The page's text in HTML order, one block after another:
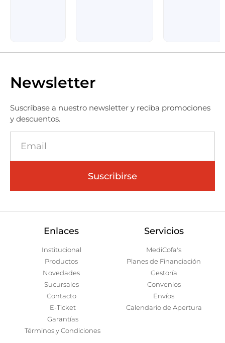
Newsletter
Suscríbase a nuestro newsletter y reciba promociones
y descuentos.
Suscribirse
Enlaces
Institucional
Productos
Novedades
Sucursales
Contacto
E-Ticket
Garantías
Términos y Condiciones
Servicios
MediCofa's
Planes de Financiación
Gestoría
Convenios
Envíos
Calendario de Apertura